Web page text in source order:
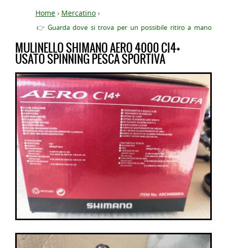
Home › Mercatino ›
👉 Guarda dove si trova per un possibile ritiro a mano
MULINELLO SHIMANO AERO 4000 CI4+
USATO SPINNING PESCA SPORTIVA